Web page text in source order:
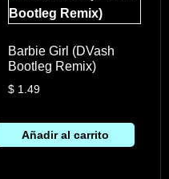
Barbie Girl (DVash
Bootleg Remix)
$ 1.49
Añadir al carrito